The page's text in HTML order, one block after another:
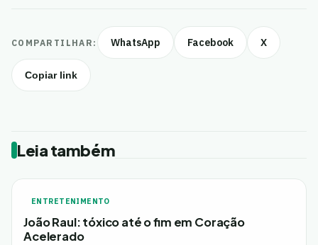
COMPARTILHAR: WhatsApp Facebook X
Copiar link
Leia também
ENTRETENIMENTO
João Raul: tóxico até o fim em Coração
Acelerado